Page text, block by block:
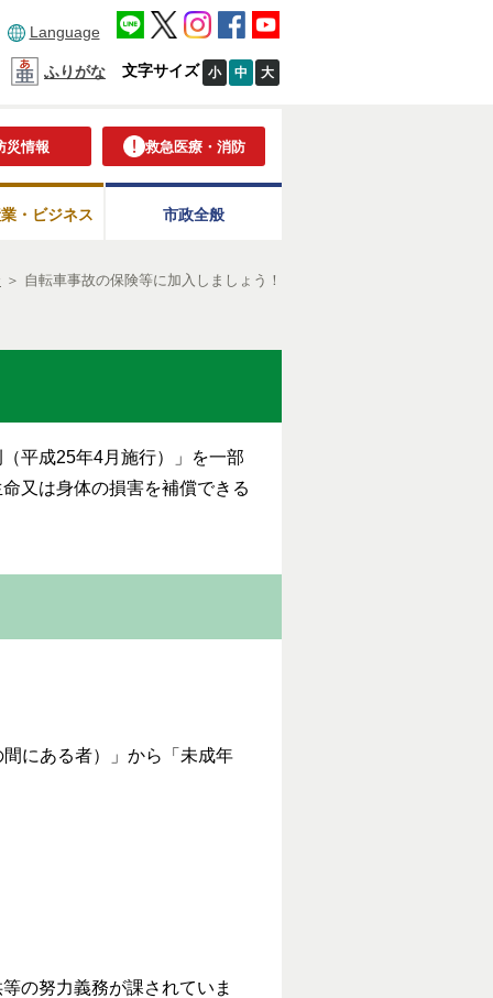
Language
ふりがな 文字サイズ 小 中 大
災情報 救急医療・消防
・ビジネス 市政全般
＞ 自転車事故の保険等に加入しましょう！
平成25年4月施行）」を一部
又は身体の損害を補償できる
にある者）」から「未成年
の努力義務が課されていま